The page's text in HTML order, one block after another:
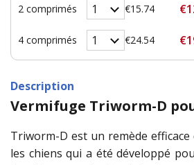
2 comprimés €15.74
4 comprimés €24.54
Description
Vermifuge Triworm-D
Triworm-D est un remède
les chiens qui a été développé